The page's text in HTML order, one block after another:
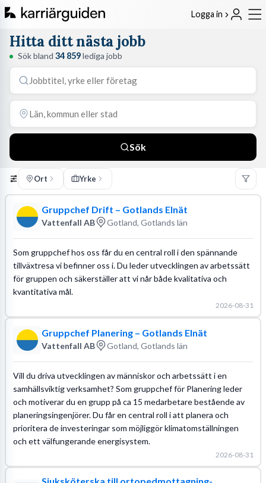
Logga in
Hitta ditt nästa jobb
Sök bland 34 859lediga jobb
Sök
Ort Yrke
Gruppchef Drift – Gotlands Elnät
Vattenfall AB Gotland, Gotlands län
Som gruppchef hos oss får du en central roll i den spännande
tillväxtresa vi befinner oss i. Du leder utvecklingen av arbetssätt
för gruppen och säkerställer att vi når både kvalitativa och
kvantitativa mål.
2026-08-31
Gruppchef Planering – Gotlands Elnät
Vattenfall AB Gotland, Gotlands län
Vill du driva utvecklingen av människor och arbetssätt i en
samhällsviktig verksamhet? Som gruppchef för Planering leder
och motiverar du en grupp på ca 15 medarbetare bestående av
planeringsingenjörer. Du får en central roll i att planera och
prioritera de investeringar som möjliggör klimatomställningen
och ett välfungerande energisystem.
2026-08-31
Sjuksköterska till ortopedmottagning-